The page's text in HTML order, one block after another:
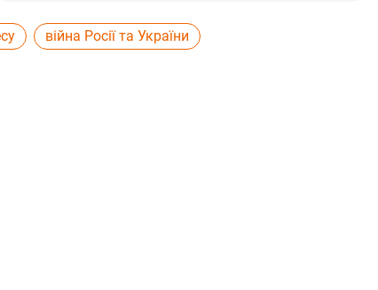
війна Росії та України